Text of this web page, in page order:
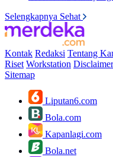
Selengkapnya Sehat
Kontak Redaksi Tentang
Riset Workstation Disclaimer
Sitemap
Liputan6.com
Bola.com
Kapanlagi.com
Bola.net